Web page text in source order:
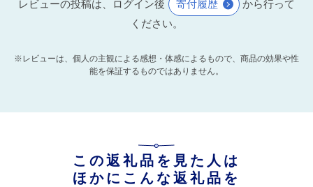
レビューの投稿は、ログイン後 寄付履歴
から行って
ください。
※レビューは、個人の主観による感想・体感によるもので、商品の効果や性
能を保証するものではありません。
この返礼品を見た人は
ほかにこんな返礼品を